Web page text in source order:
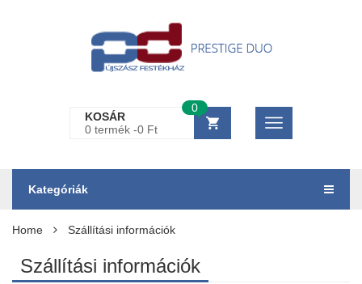
KOSÁR
0 termék -0 Ft
0
Kategóriák
Home Szállítási információk
Szállítási információk